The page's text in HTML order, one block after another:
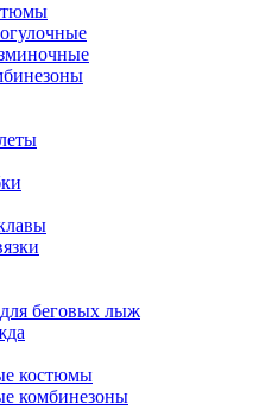
беговых лыж
костюмы
комбинезоны